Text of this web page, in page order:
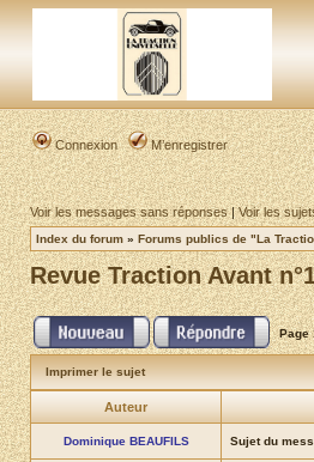
Connexion M’enregistrer
Voir les messages sans réponses|Voir les
Index du forum » Forums publics de "La
Revue Traction Avant
Page
Imprimer le sujet
Auteur
Dominique BEAUFILS Sujet du